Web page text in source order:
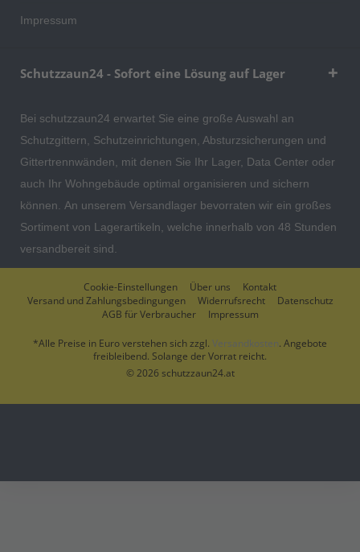
Impressum
Schutzzaun24 - Sofort eine Lösung auf Lager
Bei schutzzaun24 erwartet Sie eine große Auswahl an
Schutzgittern, Schutzeinrichtungen, Absturzsicherungen und
Gittertrennwänden, mit denen Sie Ihr Lager, Data Center oder
auch Ihr Wohngebäude optimal organisieren und sichern
können. An unserem Versandlager bevorraten wir ein großes
Sortiment von Lagerartikeln, welche innerhalb von 48 Stunden
versandbereit sind.
Cookie-Einstellungen Über uns
Kontakt
Versand und Zahlungsbedingungen
Widerrufsrecht
Datenschutz
AGB für Verbraucher
Impressum
*Alle Preise in Euro verstehen sich zzgl. Versandkosten. Angebote
freibleibend. Solange der Vorrat reicht.
© 2026 schutzzaun24.at